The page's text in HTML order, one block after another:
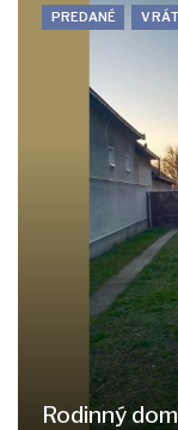
PREDANÉ
Rodinný dom